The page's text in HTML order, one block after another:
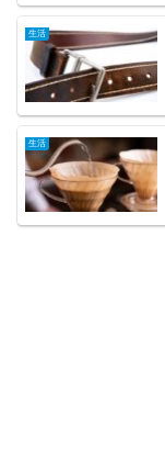
生活
生活